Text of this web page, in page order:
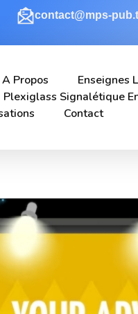
contact@mps-
A Propos Enseignes
Plexiglass Signalétique
Contact